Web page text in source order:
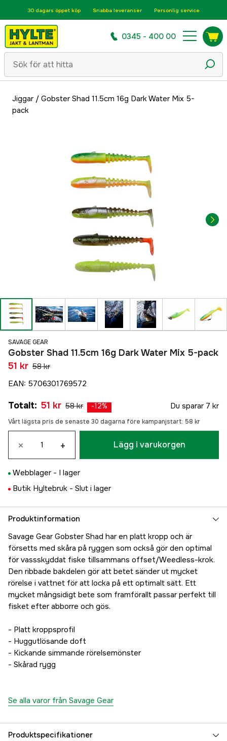
30 dagars öppet köp Snabba leveranser Personlig service
0345 - 400 00
Jiggar/ Gobster Shad 11.5cm 16g Dark Water Mix 5-
pack
SAVAGE GEAR
Gobster Shad 11.5cm 16g Dark Water Mix 5-pack
51 kr 58 kr
EAN: 5706301769572
Totalt: 51 kr 58 kr -12% Du sparar 7 kr
Vårt lägsta pris de senaste 30 dagarna före kampanjstart: 58 kr
× + Lägg i varukorgen
Webblager - I lager
Butik Hyltebruk - Slut i lager
Produktinformation
Savage Gear Gobster Shad har en platt kropp och är
försetts med skåra på ryggen som också gör den optimal
för vassskyddat fiske tillsammans offset/Weedless-krok.
Den ribbade bakdelen gör att betet sänder ut mycket
rörelse i vattnet för att locka på ett optimalt sätt. Ett
mycket mångsidigt bete som framförallt passar perfekt till
fisket efter abborre och gös.
- Platt kroppsprofil
- Huggutlösande doft
- Kickande simmande rörelsemönster
- Skårad rygg
Se alla varor från Savage Gear
Produktspecifikationer